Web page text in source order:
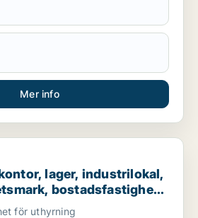
Mer info
lager, industrilokal, klinik,
lager, industrilokal,
bostadsfastighet,
till salu i Stockholms
för uthyrning